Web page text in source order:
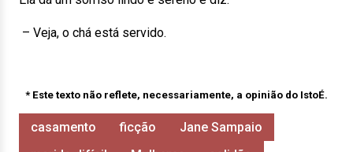
– Veja, o chá está servido.
* Este texto não reflete, necessariamente, a opinião do IstoÉ.
casamento ficção
Jane Sampaio